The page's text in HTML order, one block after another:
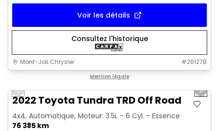
Voir les détails
Consultez l'historique
Mont-Joli Chrysler #26127B
Mention légale
Vidéo disponible
Previous slide Next
2022 Toyota Tundra TRD Off Road
4x4, Automatique, Moteur: 3.5L - 6 Cyl. - Essence
76 385 km